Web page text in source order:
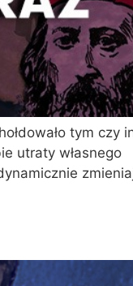
tym czy
utraty własnego